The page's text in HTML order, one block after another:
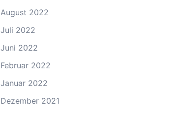
August 2022
Juli 2022
Juni 2022
Februar 2022
Januar 2022
Dezember 2021